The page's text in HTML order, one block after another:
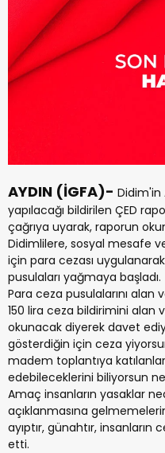
AYDIN (İGFA)- Didim'in
yapılacağı bildirilen ÇED
çağrıya uyarak, raporun
Didimlilere, sosyal mesafe ve
için para cezası
pusulaları yağmaya başladı.
Para ceza pusulalarını alan
150 lira ceza bildirimini alan
okunacak diyerek davet
gösterdiğin için ceza
madem toplantıya
edebileceklerini biliyorsun
Amaç insanların yasaklar
açıklanmasına
ayıptır, günahtır,
etti.